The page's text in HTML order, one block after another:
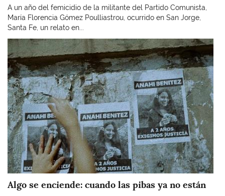
A un año del femicidio de la militante del Partido Comunista,
María Florencia Gómez Poulliastrou, ocurrido en San Jorge,
Santa Fe, un relato en...
Imagen
Algo se enciende: cuando las pibas ya no están